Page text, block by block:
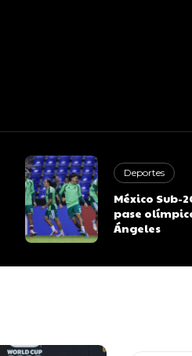
Deportes
México Sub-
pase
Ángeles